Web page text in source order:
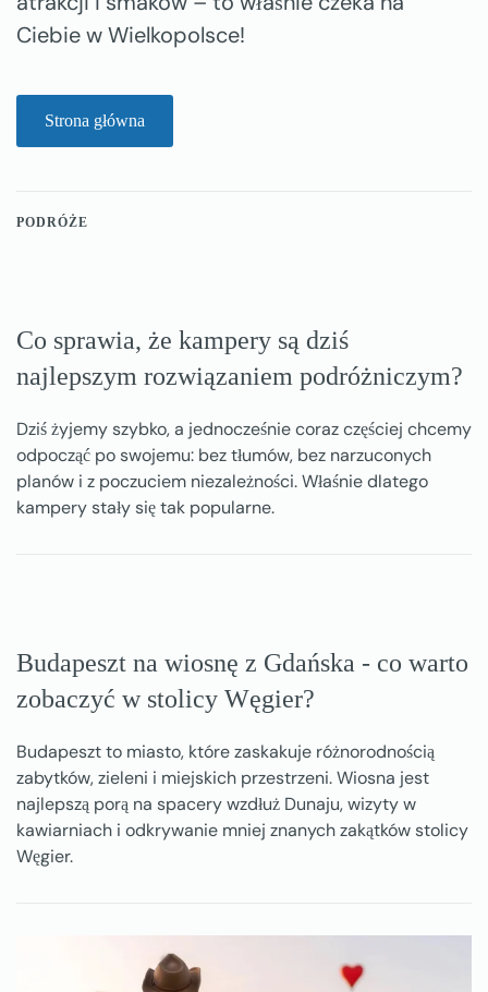
Ciebie w Wielkopolsce!
Strona główna
PODRÓŻE
Co sprawia, że kampery są dziś
najlepszym rozwiązaniem podróżniczym?
Dziś żyjemy szybko, a jednocześnie coraz częściej chcemy
odpocząć po swojemu: bez tłumów, bez narzuconych
planów i z poczuciem niezależności. Właśnie dlatego
kampery stały się tak popularne.
Budapeszt na wiosnę z Gdańska - co warto
zobaczyć w stolicy Węgier?
Budapeszt to miasto, które zaskakuje różnorodnością
zabytków, zieleni i miejskich przestrzeni. Wiosna jest
najlepszą porą na spacery wzdłuż Dunaju, wizyty w
kawiarniach i odkrywanie mniej znanych zakątków stolicy
Węgier.